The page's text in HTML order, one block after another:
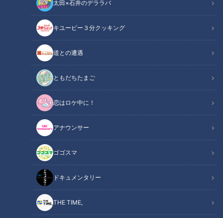
太田×石井のデララバ
キユーピー３分クッキング
道との遭遇
ともだちたまご
恋はロケ中に！
アナウンサー
ゴゴスマ
ドキュメンタリー
THE TIME,
チャント！
いただきます！ほぼ地元だけ愛されフード
その町を出るとあまり知られていないけど…地元の人はみんな
知っている！！町で生まれ、町に根づく愛されフードを調査し
ます！今回調査するのは『ハオユー麺』愛知・春日井市の方な
らほぼ知っているということですが、どんな愛されフードなの
でしょうか？
この記事を見たあなたへのおすすめ